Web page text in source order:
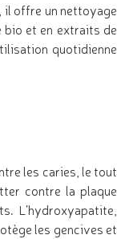
il offre un nettoyage
bio et en extraits de
quotidienne
les caries, le tout
contre la plaque
L’hydroxyapatite,
les gencives et